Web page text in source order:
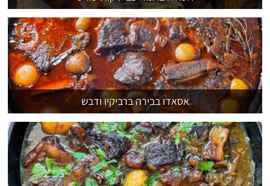
אסאדו בבירה ברביקיו ודבש